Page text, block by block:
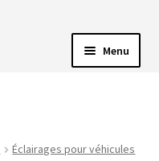
Menu
Éclairages pour véhicules